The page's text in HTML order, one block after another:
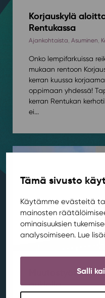
Tämä sivusto
Käytämme evästeitä
mainosten
ominaisuuksien
analysoimiseen. Lue
Salli
Korjauskylä
Rentukassa
Ajankohtaista, Asuminen,
Onko lempifarkuissa
mukaan rentoon
kerran kuussa
oppimaan yhdessä!
kerran Rentukan
ei...
Muutostyöt
aukiolla